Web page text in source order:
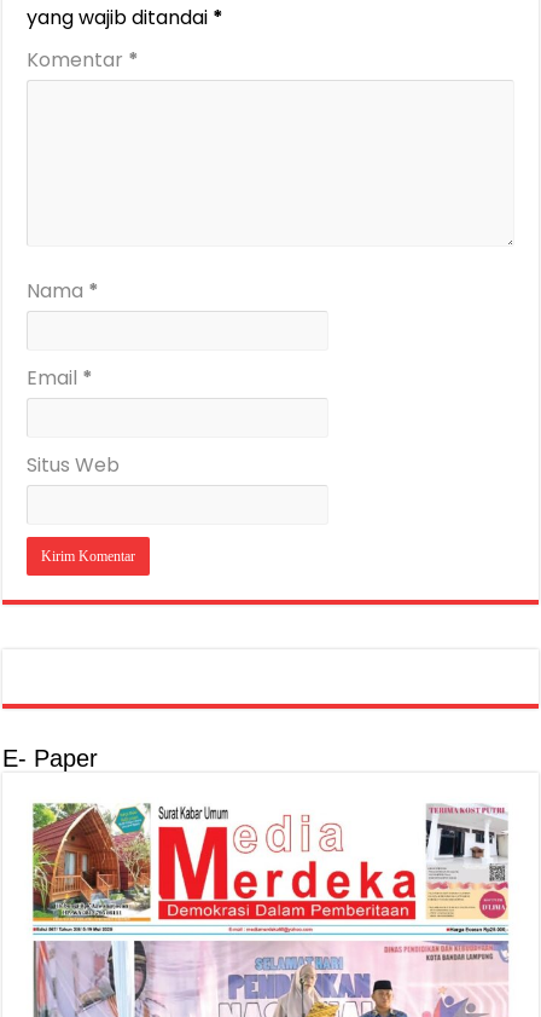
yang wajib ditandai *
Komentar *
Nama *
Email *
Situs Web
E- Paper